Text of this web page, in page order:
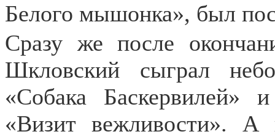
Белого мышонка», был
Сразу же после
Шкловский сыграл
«Собака Баскервилей»
«Визит вежливости».